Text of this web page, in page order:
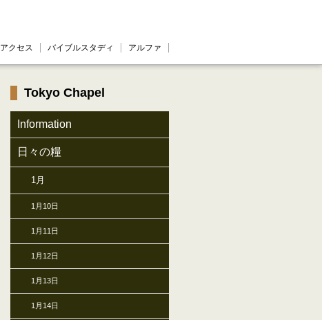
アクセス バイブルスタディ アルファ
Tokyo Chapel
Information
日々の糧
1月
1月10日
1月11日
1月12日
1月13日
1月14日